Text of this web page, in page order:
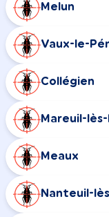
Melun
Vaux-le-
Collégien
Mareuil-
Meaux
Nanteuil-